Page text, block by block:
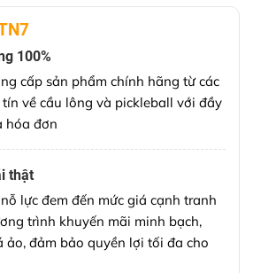
100%
cấp sản phẩm chính hãng từ các
về cầu lông và pickleball với đầy
hóa đơn
thật
lực đem đến mức giá cạnh tranh
trình khuyến mãi minh bạch,
ảo, đảm bảo quyền lợi tối đa cho